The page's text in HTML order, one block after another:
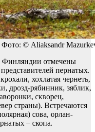
© Aliaksandr
Финляндии отмечены
пернатых.
хохлатая чернеть,
дрозд-рябинник, зяблик,
скворец,
страны). Встречаются
сова, орлан-
– скопа.